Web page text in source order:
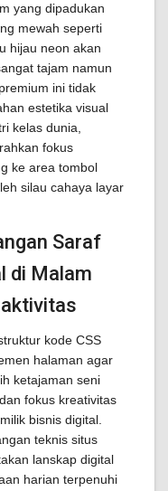
yang dipadukan
mewah seperti
hijau neon akan
tajam namun
ini tidak
estetika visual
kelas dunia,
fokus
ke area tombol
silau cahaya layar
Saraf
di Malam
kode CSS
halaman agar
ketajaman seni
fokus kreativitas
bisnis digital.
teknis situs
lanskap digital
harian terpenuhi